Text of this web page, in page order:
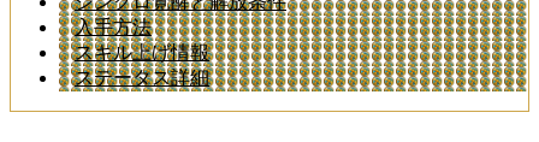
入手方法
スキル上げ情報
ステータス詳細